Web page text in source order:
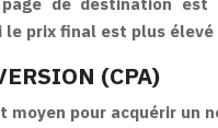
prix final est plus élevé
(CPA)
moyen pour acquérir